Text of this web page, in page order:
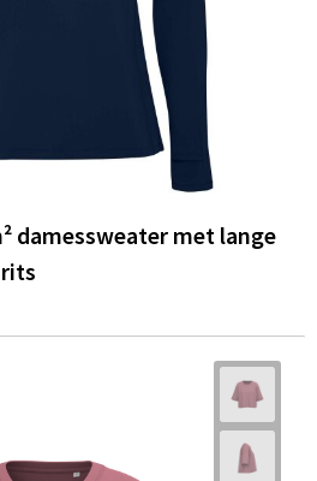
damessweater met lange